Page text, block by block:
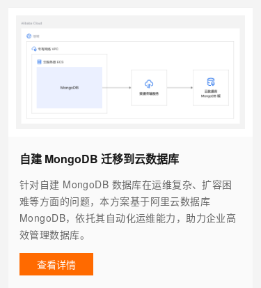
自建 MongoDB 迁移到云数据库
针对自建 MongoDB 数据库在运维复杂、扩容困
难等方面的问题，本方案基于阿里云数据库
MongoDB，依托其自动化运维能力，助力企业高
效管理数据库。
查看详情